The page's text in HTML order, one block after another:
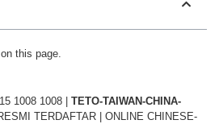
this page.
1008 1008 | TETO-TAIWAN-CHINA-
TERDAFTAR | ONLINE CHINESE-